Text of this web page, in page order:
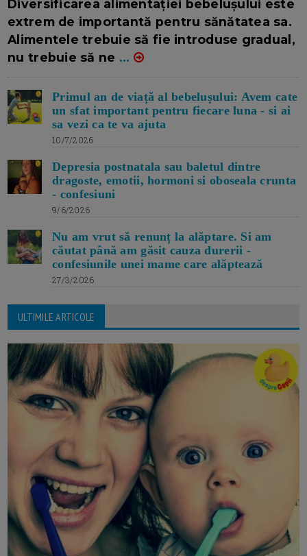
Diversificarea alimentației bebelușului este
extrem de importantă pentru sănătatea sa.
Alimentele trebuie să fie introduse gradual,
nu trebuie să ne ...
Primul an de viață al bebelușului: Avem cate
un sfat important pentru fiecare luna - si ai
sa vezi ca te va ajuta
10/7/2026
Depresia postnatala sau baletul dintre
dragoste, emotii, hormoni si oboseala crunta
- confesiuni
9/6/2026
Nu am vrut să renunț la alăptare. Si am
căutat până am găsit cauza durerii -
confesiunile unei mame care alăptează
27/3/2026
ULTIMILE ARTICOLE